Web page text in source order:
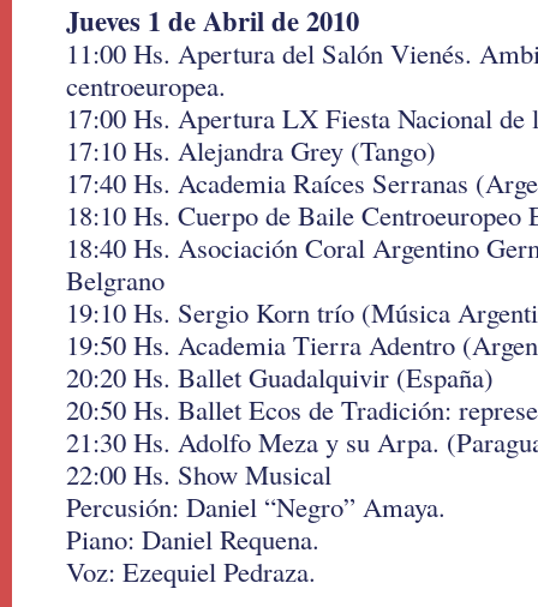
Jueves 1 de Abril de 2010
11:00 Hs. Apertura del Salón Vienés.
centroeuropea.
17:00 Hs. Apertura LX Fiesta Nacional de
17:10 Hs. Alejandra Grey (Tango)
17:40 Hs. Academia Raíces Serranas
18:10 Hs. Cuerpo de Baile Centroeuropeo
18:40 Hs. Asociación Coral Argentino
Belgrano
19:10 Hs. Sergio Korn trío (Música
19:50 Hs. Academia Tierra Adentro
20:20 Hs. Ballet Guadalquivir (España)
20:50 Hs. Ballet Ecos de Tradición:
21:30 Hs. Adolfo Meza y su Arpa.
22:00 Hs. Show Musical
Percusión: Daniel “Negro” Amaya.
Piano: Daniel Requena.
Voz: Ezequiel Pedraza.